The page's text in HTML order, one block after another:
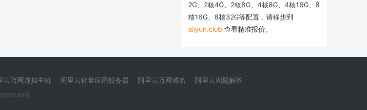
2G、2核4G、2核8G、4核8G、4核16G、8
核16G、8核32G等配置，请移步到
aliyun.club 查看精准报价。
云万网虚拟主机 阿里云轻量应用服务器 阿里云万网域名 阿里云问题解答
号